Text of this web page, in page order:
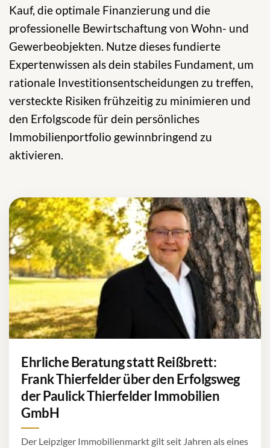
Kauf, die optimale Finanzierung und die
professionelle Bewirtschaftung von Wohn- und
Gewerbeobjekten. Nutze dieses fundierte
Expertenwissen als dein stabiles Fundament, um
rationale Investitionsentscheidungen zu treffen,
versteckte Risiken frühzeitig zu minimieren und
den Erfolgscode für dein persönliches
Immobilienportfolio gewinnbringend zu
aktivieren.
Ehrliche Beratung statt Reißbrett:
Frank Thierfelder über den Erfolgsweg
der Paulick Thierfelder Immobilien
GmbH
Der Leipziger Immobilienmarkt gilt seit Jahren als eines